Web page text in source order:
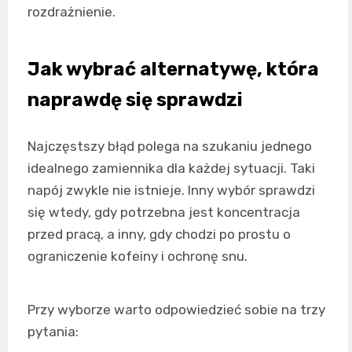
rozdrażnienie.
Jak wybrać alternatywę, która
naprawdę się sprawdzi
Najczęstszy błąd polega na szukaniu jednego
idealnego zamiennika dla każdej sytuacji. Taki
napój zwykle nie istnieje. Inny wybór sprawdzi
się wtedy, gdy potrzebna jest koncentracja
przed pracą, a inny, gdy chodzi po prostu o
ograniczenie kofeiny i ochronę snu.
Przy wyborze warto odpowiedzieć sobie na trzy
pytania: